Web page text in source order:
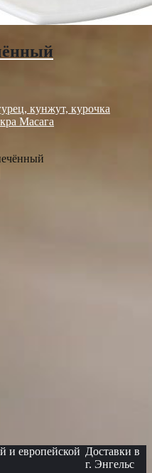
кунжут, курочка
Масага
и европейской Доставки в
г. Энгельс